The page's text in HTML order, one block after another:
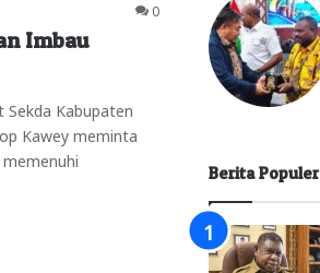
0
Imbau
Sekda Kabupaten
Kawey meminta
Berita Populer